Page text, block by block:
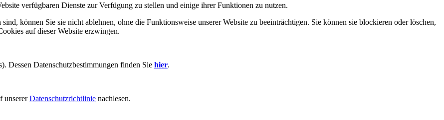
verfügbaren Dienste zur Verfügung zu stellen und einige ihrer Funktionen zu nutzen.
können Sie sie nicht ablehnen, ohne die Funktionsweise unserer Website zu beeinträchtigen. Sie können sie blockieren oder löschen,
auf dieser Website erzwingen.
Dessen Datenschutzbestimmungen finden Sie hier.
unsererDatenschutzrichtlinie nachlesen.